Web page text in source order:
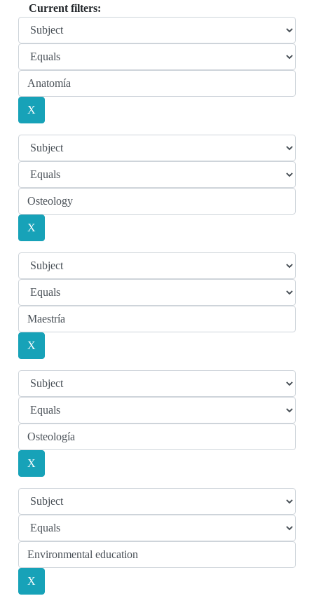
Current filters: